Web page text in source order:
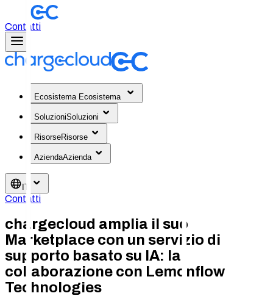
Contatti
Ecosistema Ecosistema
SoluzioniSoluzioni
RisorseRisorse
AziendaAzienda
IT
Contatti
chargecloud amplia il suo
Marketplace con un servizio di
supporto basato su IA: la
collaborazione con Lemonflow
Technologies